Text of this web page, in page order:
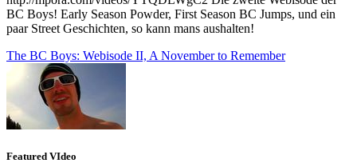
BC Boys! Early Season Powder, First Season BC Jumps, und ein
paar Street Geschichten, so kann mans aushalten!
The BC Boys: Webisode II, A November to Remember
Featured VIdeo